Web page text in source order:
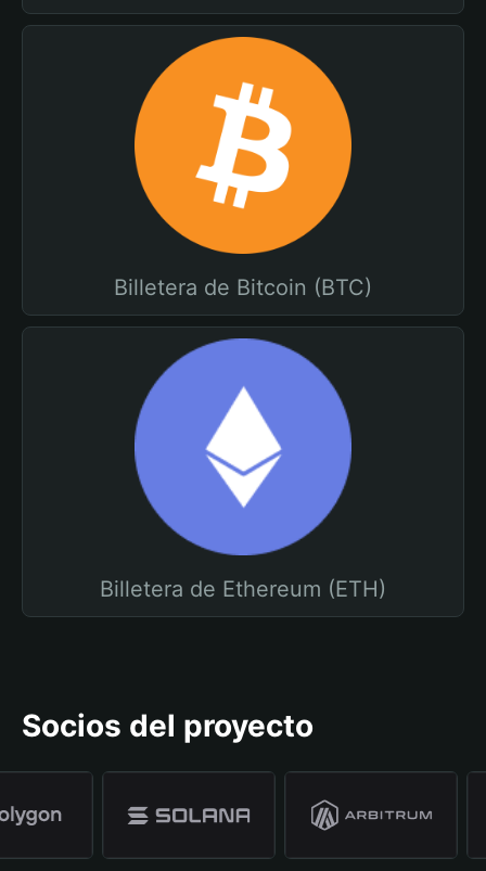
Billetera de Bitcoin (BTC)
Billetera de Ethereum (ETH)
Socios del proyecto